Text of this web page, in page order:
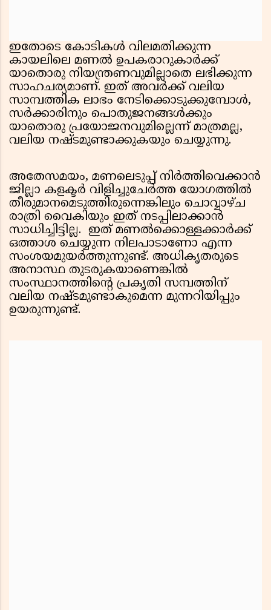
ഇതോടെ കോടികൾ വിലമതിക്കുന്ന
കായലിലെ മണൽ ഉപകരാറുകാർക്ക്
യാതൊരു നിയന്ത്രണവുമില്ലാതെ ലഭിക്കുന്ന
സാഹചര്യമാണ്. ഇത് അവർക്ക് വലിയ
സാമ്പത്തിക ലാഭം നേടിക്കൊടുക്കുമ്പോൾ,
സർക്കാരിനും പൊതുജനങ്ങൾക്കും
യാതൊരു പ്രയോജനവുമില്ലെന്ന് മാത്രമല്ല,
വലിയ നഷ്ടമുണ്ടാക്കുകയും ചെയ്യുന്നു.
അതേസമയം, മണലെടുപ്പ് നിർത്തിവെക്കാൻ
ജില്ലാ കളക്ടർ വിളിച്ചുചേർത്ത യോഗത്തിൽ
തീരുമാനമെടുത്തിരുന്നെങ്കിലും ചൊവ്വാഴ്ച
രാത്രി വൈകിയും ഇത് നടപ്പിലാക്കാൻ
സാധിച്ചിട്ടില്ല. ഇത് മണൽക്കൊള്ളക്കാർക്ക്
ഒത്താശ ചെയ്യുന്ന നിലപാടാണോ എന്ന
സംശയമുയർത്തുന്നുണ്ട്. അധികൃതരുടെ
അനാസ്ഥ തുടരുകയാണെങ്കിൽ
സംസ്ഥാനത്തിന്റെ പ്രകൃതി സമ്പത്തിന്
വലിയ നഷ്ടമുണ്ടാകുമെന്ന മുന്നറിയിപ്പും
ഉയരുന്നുണ്ട്.